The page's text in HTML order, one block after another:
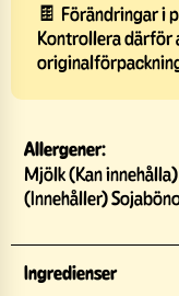
🍫 Förändringar i
Kontrollera därför
Allergener:
Mjölk (Kan
(Innehåller)
Ingredienser